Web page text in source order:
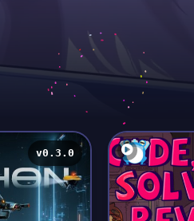
v0.3.0